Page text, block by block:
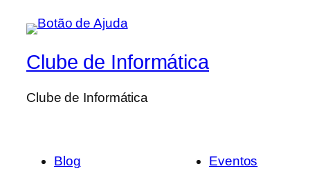
Clube de Informática
Clube de Informática
Blog
Eventos